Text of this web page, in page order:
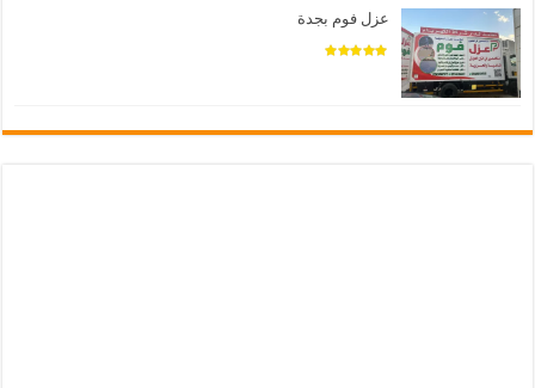
عزل فوم بجدة